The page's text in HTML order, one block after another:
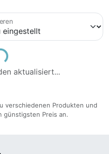
erhältlich. Sie
Neopren oder elastischem
verfügen oft über
für eine individuelle
bieten zusätzliche
oder
Vorteile. Er sorgt
der Nieren und schützt
aktualisiert...
verschiedenen Produkten und
günstigsten Preis an.